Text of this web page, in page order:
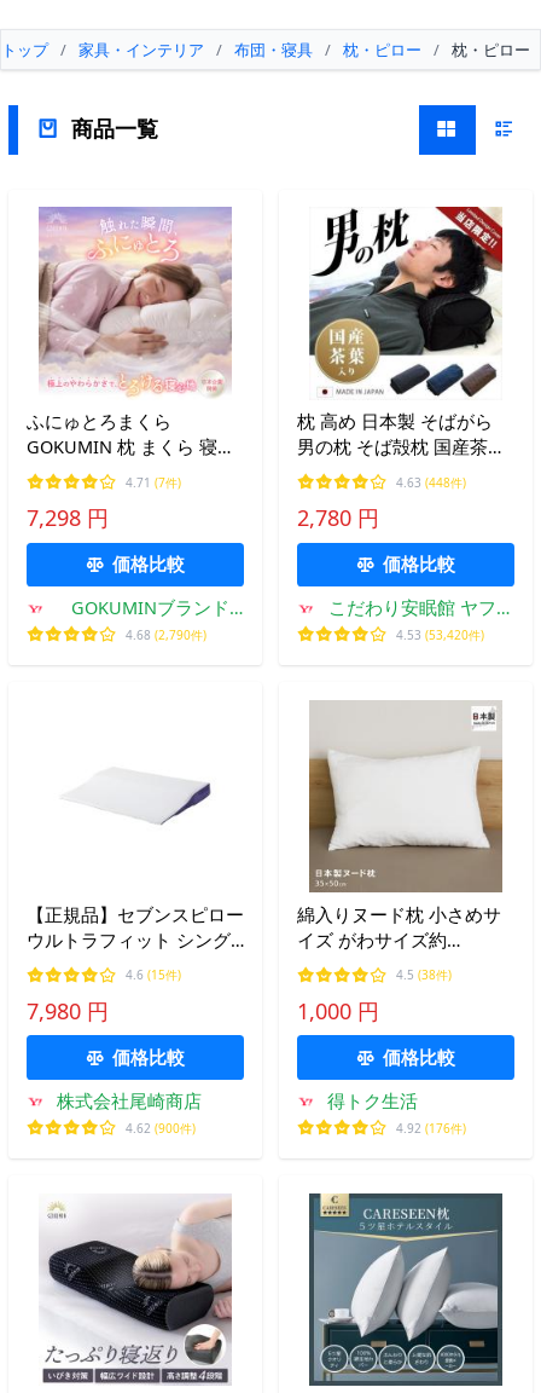
トップ / 家具・インテリア / 布団・寝具 / 枕・ピロー / 枕・ピロー
商品一覧
ふにゅとろまくら
GOKUMIN 枕 まくら 寝落
ち 柔らかい 高さ調整 綿枕
高め 低め 横向き寝 仰向け
うつ伏せ 安眠枕 快眠 ふわ
ふわ 爆買
4.71 (7件)
7,298 円
価格比較
GOKUMINブランド
Yahoo!店
4.68 (2,790件)
枕 高め 日本製 そばがら
男の枕 そば殻枕 国産茶葉
入り 高さ調節 二段階高さ
肩こり 首こり 枕カバー付
き 無料ラッピング
4.63 (448件)
2,780 円
価格比較
こだわり安眠館 ヤフー
ショッピング店
4.53 (53,420件)
【正規品】セブンスピロー
ウルトラフィット シング
ル ショップジャパン 低反
発 枕 カバー付き 洗えるプ
ラス
4.6 (15件)
7,980 円
価格比較
株式会社尾崎商店
4.62 (900件)
綿入りヌード枕 小さめサ
イズ がわサイズ約
35×50cm ヌードまくら ポ
リエステル枕 無地ライク
日本製 D's collection
4.5 (38件)
1,000 円
価格比較
得トク生活
4.92 (176件)